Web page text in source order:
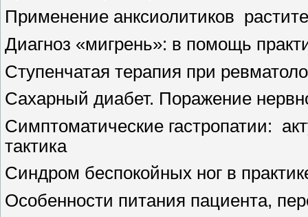
Применение анксиолитиков
Диагноз «мигрень»: в помощь
Ступенчатая терапия при
Сахарный диабет. Поражение
Симптоматические гастропатии:
тактика
Синдром беспокойных ног в
Особенности питания пациента,